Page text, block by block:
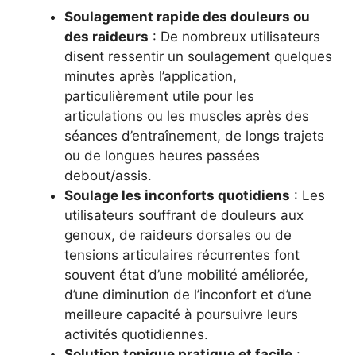
Soulagement rapide des douleurs ou
des raideurs : De nombreux utilisateurs
disent ressentir un soulagement quelques
minutes après l’application,
particulièrement utile pour les
articulations ou les muscles après des
séances d’entraînement, de longs trajets
ou de longues heures passées
debout/assis.
Soulage les inconforts quotidiens : Les
utilisateurs souffrant de douleurs aux
genoux, de raideurs dorsales ou de
tensions articulaires récurrentes font
souvent état d’une mobilité améliorée,
d’une diminution de l’inconfort et d’une
meilleure capacité à poursuivre leurs
activités quotidiennes.